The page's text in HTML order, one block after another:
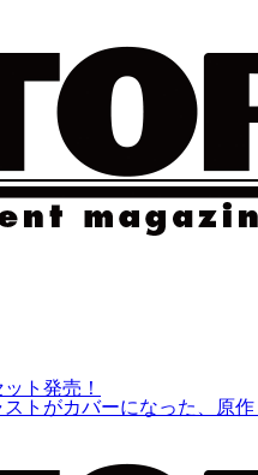
ト発売！
トがカバーになった、原